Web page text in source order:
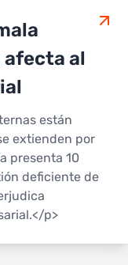
al
están
extienden por
presenta 10
deficiente de
p>